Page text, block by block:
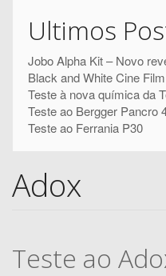
pesquisa
Ultimos
Jobo Alpha Kit – Novo
Black and White Cine
Teste à nova química da
Teste ao Bergger Pancro
Teste ao Ferrania P30
Adox
Teste ao